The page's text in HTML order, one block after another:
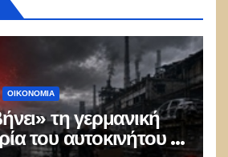
ΟΙΚΟΝΟΜΙΑ
τη γερμανική
του αυτοκινήτου –